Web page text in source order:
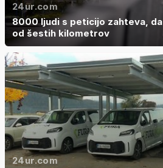
24ur.com
8000 ljudi s peticijo zahteva,
od šestih kilometrov
24ur.com